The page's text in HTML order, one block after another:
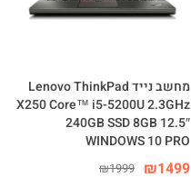
מחשב נייד Lenovo ThinkPad
X250 Core™ i5-5200U 2.3GHz
240GB SSD 8GB 12.5″
WINDOWS 10 PRO
₪1499
₪1999